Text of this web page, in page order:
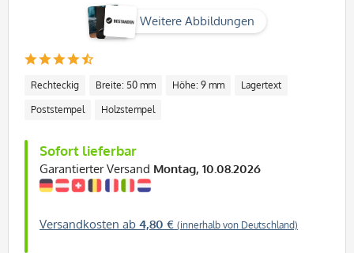
Weitere Abbildungen
Rechteckig Breite: 50 mm Höhe: 9 mm Lagertext
Poststempel Holzstempel
Sofort lieferbar
Garantierter Versand Montag, 10.08.2026
Versandkosten ab 4,80 € (innerhalb von Deutschland)